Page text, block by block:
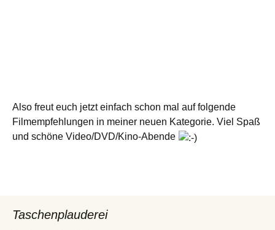
Also freut euch jetzt einfach schon mal auf folgende
Filmempfehlungen in meiner neuen Kategorie. Viel Spaß
und schöne Video/DVD/Kino-Abende
Taschenplauderei